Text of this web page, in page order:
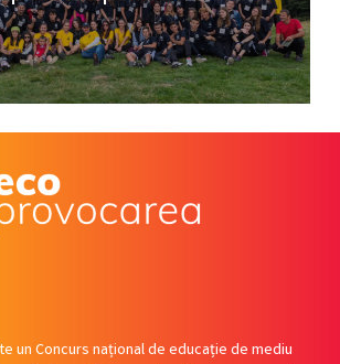
un Concurs național de educație de mediu